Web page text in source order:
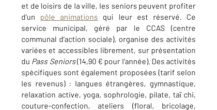
et de loisirs de la ville, les seniors peuvent profiter
d’un pôle animations qui leur est réservé. Ce
service municipal, géré par le CCAS (centre
communal d’action sociale), organise des activités
variées et accessibles librement, sur présentation
du Pass Seniors(14,90 € pour l’année). Des activités
spécifiques sont également proposées (tarif selon
les revenus) : langues étrangères, gymnastique,
relaxation active, yoga, sophrologie, pilate, taï chi,
couture-confection, ateliers (floral, bricolage,